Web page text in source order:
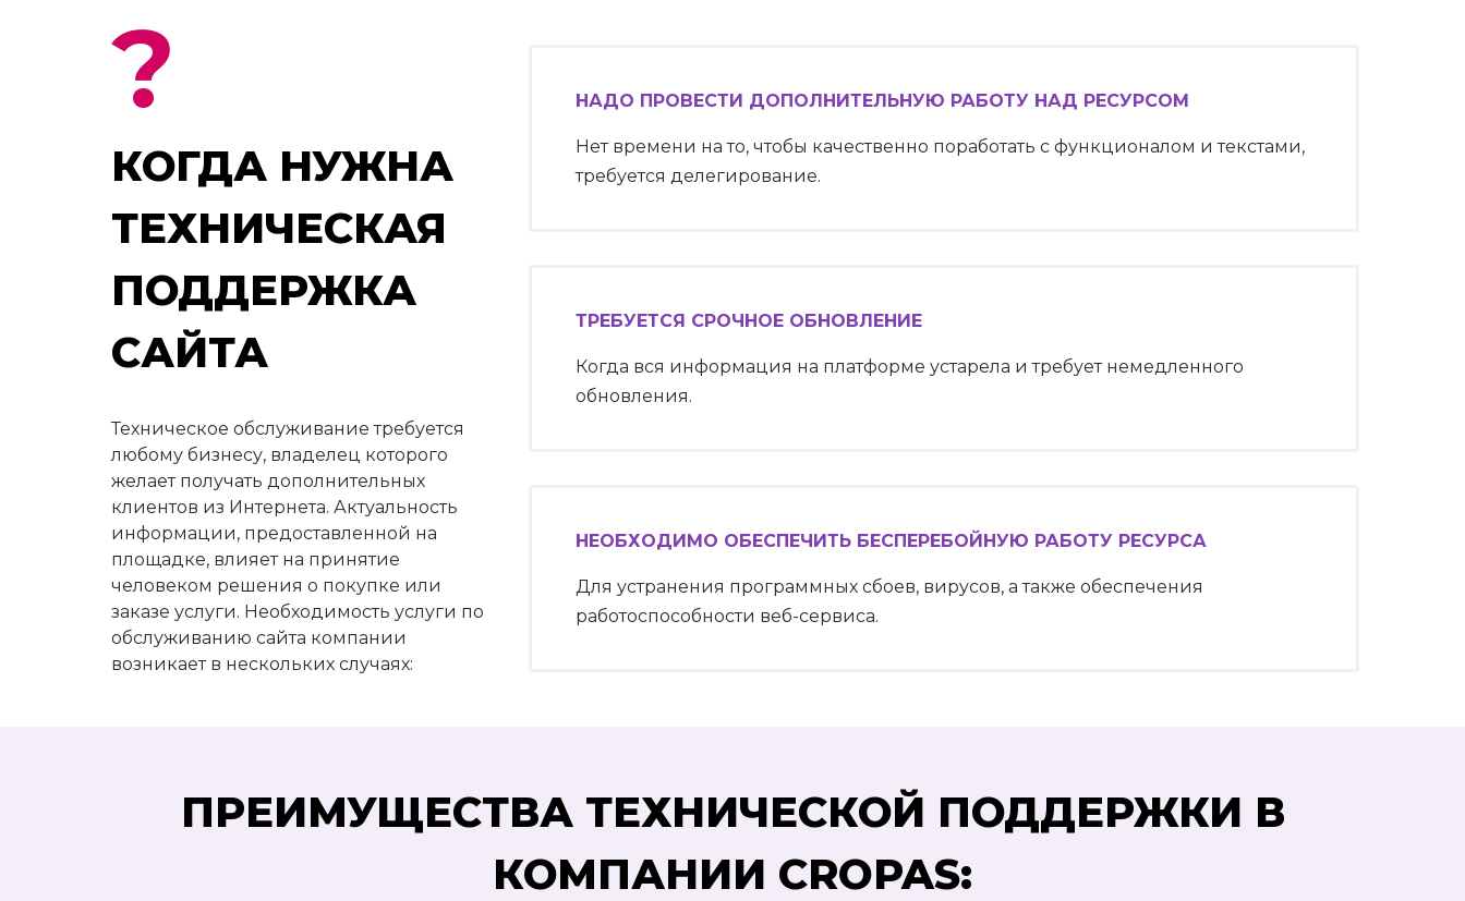
?
КОГДА НУЖНА
ТЕХНИЧЕСКАЯ
ПОДДЕРЖКА
САЙТА
Техническое обслуживание требуется
любому бизнесу, владелец которого
желает получать дополнительных
клиентов из Интернета. Актуальность
информации, предоставленной на
площадке, влияет на принятие
человеком решения о покупке или
заказе услуги. Необходимость услуги по
обслуживанию сайта компании
возникает в нескольких случаях:
НАДО ПРОВЕСТИ ДОПОЛНИТЕЛЬНУЮ РАБОТУ НАД РЕСУРСОМ
Нет времени на то, чтобы качественно поработать с функционалом и текстами,
требуется делегирование.
ТРЕБУЕТСЯ СРОЧНОЕ ОБНОВЛЕНИЕ
Когда вся информация на платформе устарела и требует немедленного
обновления.
НЕОБХОДИМО ОБЕСПЕЧИТЬ БЕСПЕРЕБОЙНУЮ РАБОТУ РЕСУРСА
Для устранения программных сбоев, вирусов, а также обеспечения
работоспособности веб-сервиса.
ПРЕИМУЩЕСТВА ТЕХНИЧЕСКОЙ ПОДДЕРЖКИ В
КОМПАНИИ CROPAS: